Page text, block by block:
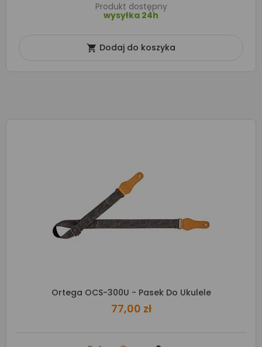
Produkt dostępny
wysyłka 24h
 Dodaj do koszyka
Ortega OCS-300U - Pasek Do Ukulele
77,00 zł